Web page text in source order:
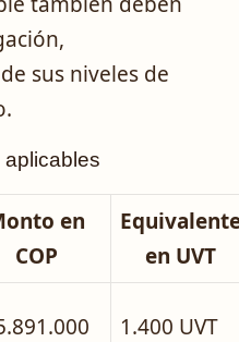
sus niveles de
en
COP
en UVT
1.400 UVT